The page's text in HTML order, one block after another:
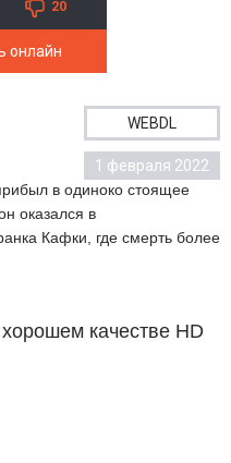
20
онлайн
WEBDL
1 февраля 2022
в одиноко стоящее
оказался в
Кафки, где смерть более
качестве HD